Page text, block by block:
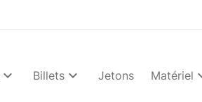
Billets Jetons Matériel